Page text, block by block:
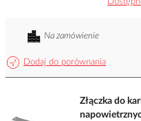
Dodaj do porównania
Na zamówienie
Złączka do